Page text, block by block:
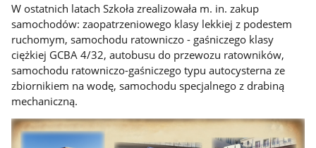
W ostatnich latach Szkoła zrealizowała m. in. zakup
samochodów: zaopatrzeniowego klasy lekkiej z podestem
ruchomym, samochodu ratowniczo - gaśniczego klasy
ciężkiej GCBA 4/32, autobusu do przewozu ratowników,
samochodu ratowniczo-gaśniczego typu autocysterna ze
zbiornikiem na wodę, samochodu specjalnego z drabiną
mechaniczną.